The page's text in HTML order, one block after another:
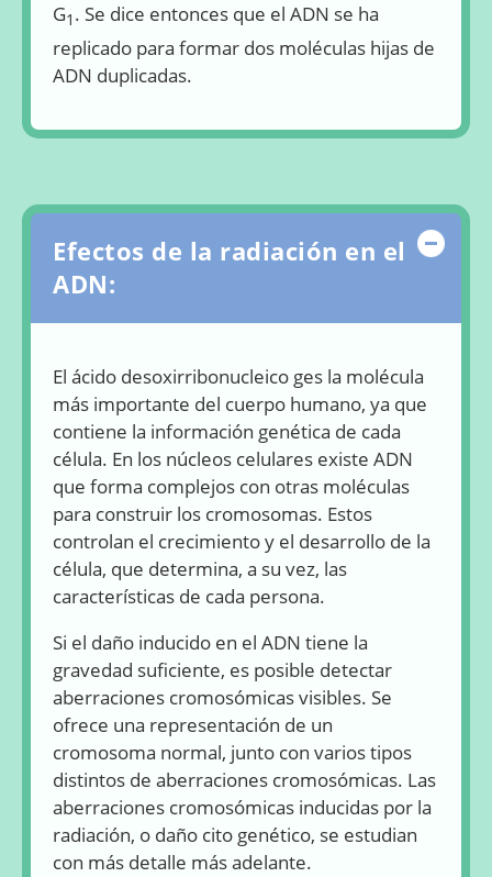
G1 . Se dice entonces que el ADN se ha
replicado para formar dos moléculas hijas de
ADN duplicadas.
Efectos de la radiación en el
ADN:
El ácido desoxirribonucleico ges la molécula
más importante del cuerpo humano, ya que
contiene la información genética de cada
célula. En los núcleos celulares existe ADN
que forma complejos con otras moléculas
para construir los cromosomas. Estos
controlan el crecimiento y el desarrollo de la
célula, que determina, a su vez, las
características de cada persona.
Si el daño inducido en el ADN tiene la
gravedad suficiente, es posible detectar
aberraciones cromosómicas visibles. Se
ofrece una representación de un
cromosoma normal, junto con varios tipos
distintos de aberraciones cromosómicas. Las
aberraciones cromosómicas inducidas por la
radiación, o daño cito genético, se estudian
con más detalle más adelante.